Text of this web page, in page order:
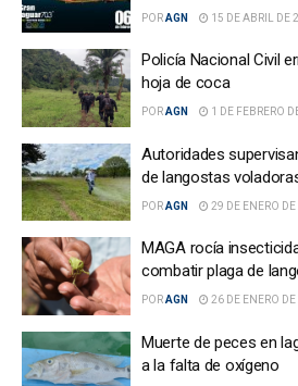
PORAGN 15 DE ABRIL DE
Policía Nacional Civil
hoja de coca
PORAGN 1 DE FEBRERO
Autoridades
de langostas
PORAGN 29 DE ENERO DE
MAGA rocía
combatir plaga de
PORAGN 26 DE ENERO DE
Muerte de peces en
a la falta de oxígeno